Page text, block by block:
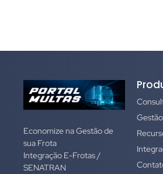
Economize na Gestão de
sua Frota
Integração E-Frotas /
SENATRAN